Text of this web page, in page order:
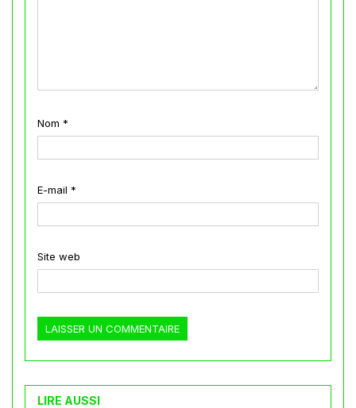
Nom *
E-mail *
Site web
LIRE AUSSI